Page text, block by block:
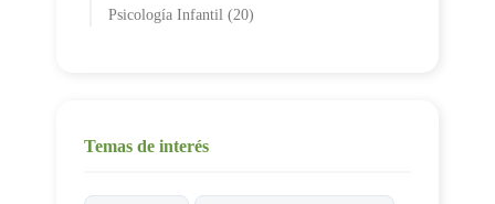
Psicología Infantil (20)
Temas de interés